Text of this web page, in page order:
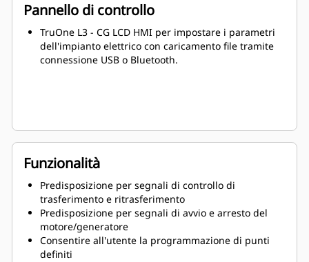
Pannello di controllo
TruOne L3 - CG LCD HMI per impostare i parametri
dell'impianto elettrico con caricamento file tramite
connessione USB o Bluetooth.
Funzionalità
Predisposizione per segnali di controllo di
trasferimento e ritrasferimento
Predisposizione per segnali di avvio e arresto del
motore/generatore
Consentire all'utente la programmazione di punti
definiti